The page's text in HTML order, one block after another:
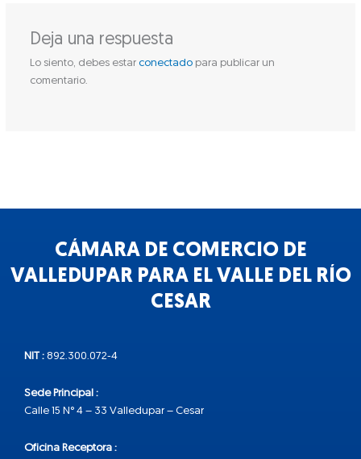
Deja una respuesta
Lo siento, debes estar conectadopara publicar un
comentario.
CÁMARA DE COMERCIO DE
VALLEDUPAR PARA EL VALLE DEL RÍO
CESAR
NIT : 892.300.072-4
Sede Principal :
Calle 15 N° 4 – 33 Valledupar – Cesar
Oficina Receptora :